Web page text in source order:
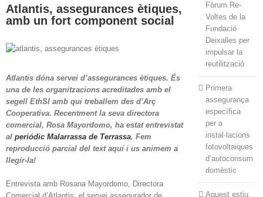
Atlantis, assegurances ètiques,
amb un fort component social
Atlantis dóna servei d’assegurances ètiques. És
una de les organitzacions acreditades amb el
segell EthSI amb qui treballem des d’Arç
Cooperativa. Recentment la seva directora
comercial, Rosa Mayordomo, ha estat entrevistat
al periódic Malarrassa de Terrassa. Fem
reproducció parcial del text aquí i us animem a
llegir-la!
Entrevista amb Rosana Mayordomo, Directora
Fòrum Re-
Voltes de la
Fundació
Deixalles per
impulsar la
reutilització
Primera
assegurança
específica
per a
instal·lacions
fotovoltaiques
d’autoconsum
domèstic
Aquest estiu,